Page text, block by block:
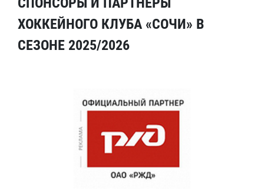
ХОККЕЙНОГО КЛУБА «СОЧИ» В
СЕЗОНЕ 2025/2026